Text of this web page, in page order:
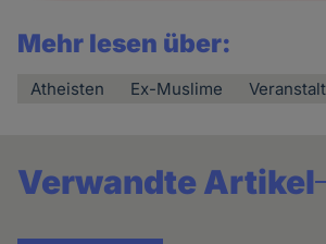
Mehr lesen über:
Atheisten Ex-Muslime
Verwandte Artikel